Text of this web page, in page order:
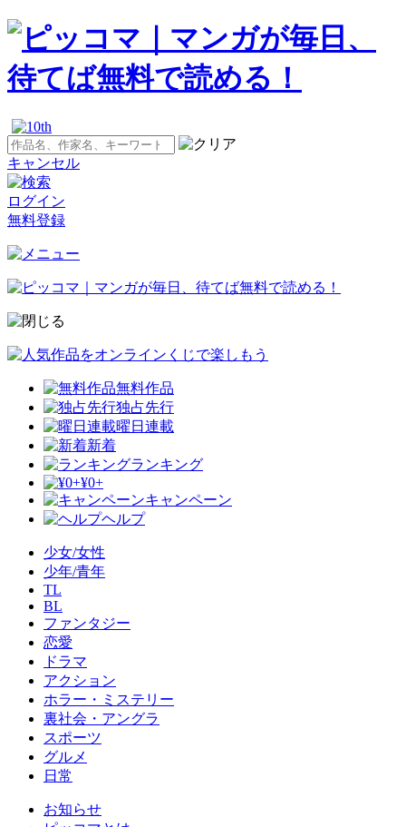
キャンセル
ログイン
無料登録
無料作品
独占先行
曜日連載
新着
ランキング
¥0+
キャンペーン
ヘルプ
少女/女性
少年/青年
TL
BL
ファンタジー
恋愛
ドラマ
アクション
ホラー・ミステリー
裏社会・アングラ
スポーツ
グルメ
日常
お知らせ